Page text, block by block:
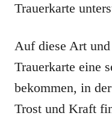
Trauerkarte
Auf diese Art
Trauerkarte eine
bekommen, in
Trost und Kraft